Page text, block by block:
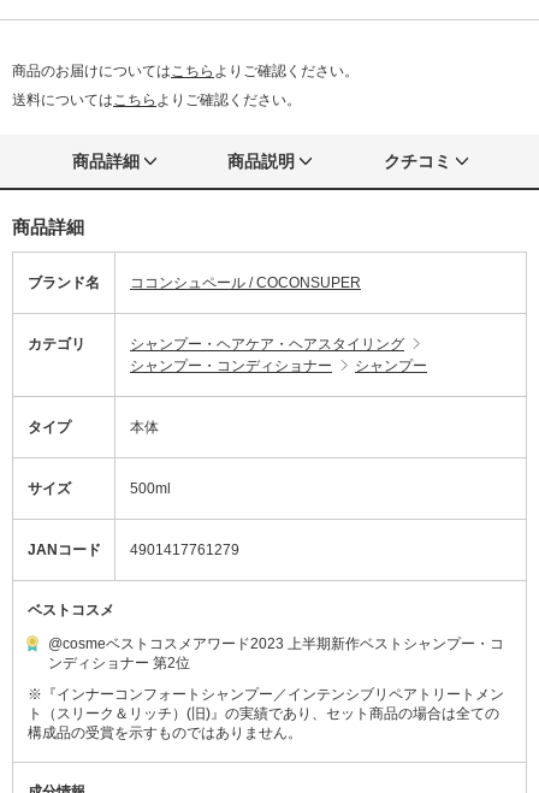
商品のお届けについてはこちら よりご確認ください。
送料についてはこちら よりご確認ください。
商品詳細 商品説明 クチコミ
商品詳細
ブランド名 ココンシュペール / COCONSUPER
カテゴリ
シャンプー・ヘアケア・ヘアスタイリング
シャンプー・コンディショナー
シャンプー
タイプ 本体
サイズ 500ml
JANコード 4901417761279
ベストコスメ
@cosmeベストコスメアワード2023 上半期新作ベストシャンプー・コ
ンディショナー 第2位
※『インナーコンフォートシャンプー／インテンシブリペアトリートメン
ト（スリーク＆リッチ）(旧)』の実績であり、セット商品の場合は全ての
構成品の受賞を示すものではありません。